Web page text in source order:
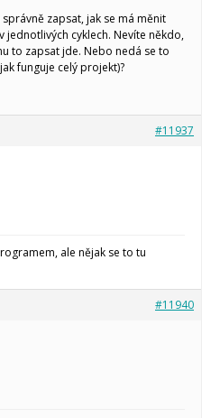
zapsat, jak se má měnit
jednotlivých cyklech. Nevíte někdo,
to zapsat jde. Nebo nedá se to
funguje celý projekt)?
#11937
ale nějak se to tu
#11940